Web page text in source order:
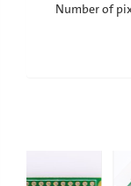
Number of